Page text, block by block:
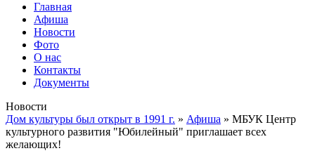
Главная
Афиша
Новости
Фото
О нас
Контакты
Документы
Новости
Дом культуры был открыт в 1991 г. » Афиша » МБУК Центр
культурного развития "Юбилейный" приглашает всех
желающих!